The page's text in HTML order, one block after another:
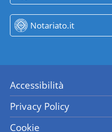
Notariato.it
Accessibilità
Privacy Policy
Cookie